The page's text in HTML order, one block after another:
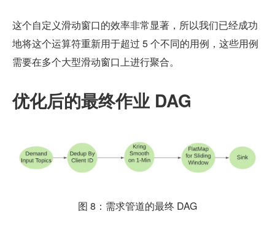
这个自定义滑动窗口的效率非常显著，所以我们已经成功
地将这个运算符重新用于超过 5 个不同的用例，这些用例
需要在多个大型滑动窗口上进行聚合。
优化后的最终作业 DAG
图 8：需求管道的最终 DAG